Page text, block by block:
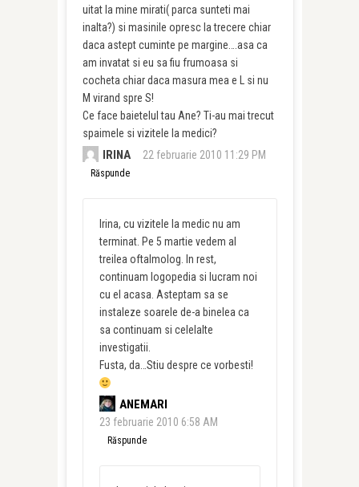
uitat la mine mirati( parca sunteti mai
inalta?) si masinile opresc la trecere chiar
daca astept cuminte pe margine….asa ca
am invatat si eu sa fiu frumoasa si
cocheta chiar daca masura mea e L si nu
M virand spre S!
Ce face baietelul tau Ane? Ti-au mai trecut
spaimele si vizitele la medici?
IRINA 22 februarie 2010 11:29 PM
Răspunde
Irina, cu vizitele la medic nu am
terminat. Pe 5 martie vedem al
treilea oftalmolog. In rest,
continuam logopedia si lucram noi
cu el acasa. Asteptam sa se
instaleze soarele de-a binelea ca
sa continuam si celelalte
investigatii.
Fusta, da…Stiu despre ce vorbesti!
ANEMARI
23 februarie 2010 6:58 AM
Răspunde